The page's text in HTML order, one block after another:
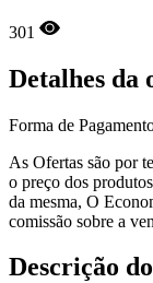
301
Detalhes da
Forma de
As Ofertas são por
o preço dos
da mesma, O
comissão sobre a
Descrição